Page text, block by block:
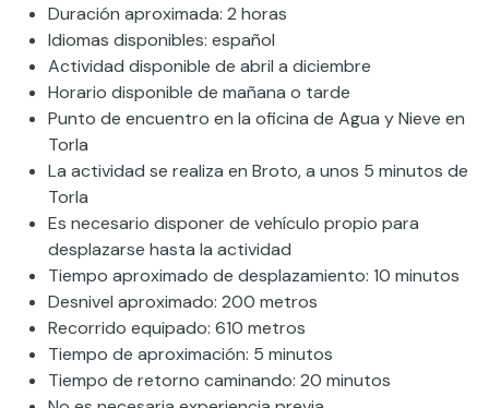
Duración aproximada: 2 horas
Idiomas disponibles: español
Actividad disponible de abril a diciembre
Horario disponible de mañana o tarde
Punto de encuentro en la oficina de Agua y Nieve en
Torla
La actividad se realiza en Broto, a unos 5 minutos de
Torla
Es necesario disponer de vehículo propio para
desplazarse hasta la actividad
Tiempo aproximado de desplazamiento: 10 minutos
Desnivel aproximado: 200 metros
Recorrido equipado: 610 metros
Tiempo de aproximación: 5 minutos
Tiempo de retorno caminando: 20 minutos